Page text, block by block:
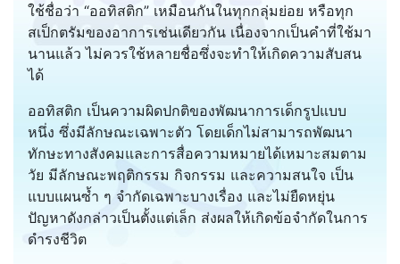
ใช้ชื่อว่า “ออทิสติก” เหมือนกันในทุกกลุ่มย่อย หรือทุก
สเป็กตรัมของอาการเช่นเดียวกัน เนื่องจากเป็นคำที่ใช้มา
นานแล้ว ไม่ควรใช้หลายชื่อซึ่งจะทำให้เกิดความสับสน
ได้
ออทิสติก เป็นความผิดปกติของพัฒนาการเด็กรูปแบบ
หนึ่ง ซึ่งมีลักษณะเฉพาะตัว โดยเด็กไม่สามารถพัฒนา
ทักษะทางสังคมและการสื่อความหมายได้เหมาะสมตาม
วัย มีลักษณะพฤติกรรม กิจกรรม และความสนใจ เป็น
แบบแผนซ้ำ ๆ จำกัดเฉพาะบางเรื่อง และไม่ยืดหยุ่น
ปัญหาดังกล่าวเป็นตั้งแต่เล็ก ส่งผลให้เกิดข้อจำกัดในการ
ดำรงชีวิต